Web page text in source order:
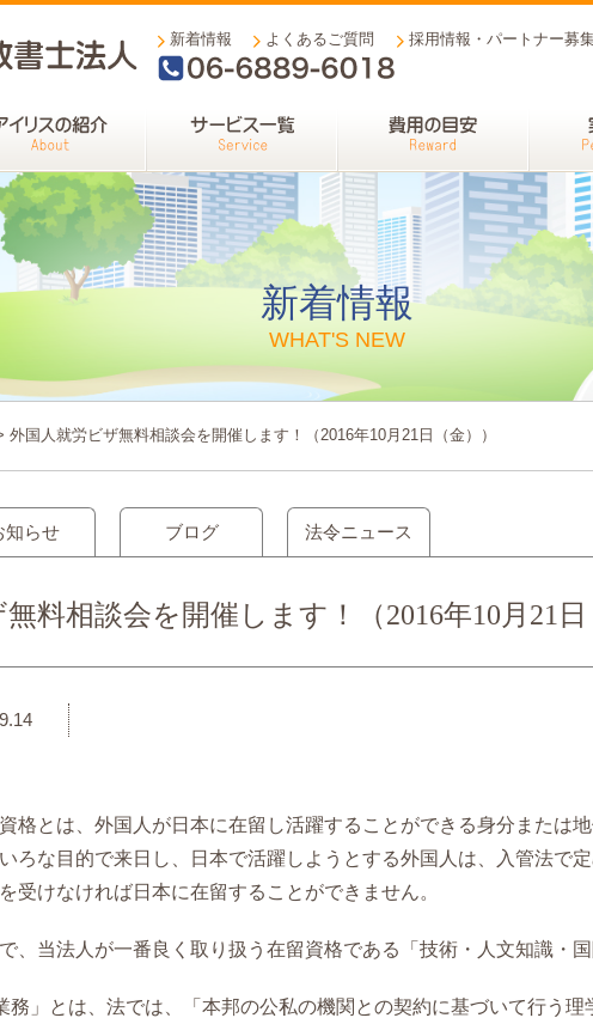
新着情報 よくあるご質問 採用情報・パートナー募
新着情報
WHAT'S NEW
外国人就労ビザ無料相談会を開催します！（2016年10月21日（金））
知らせ ブログ 法令ニュース
料相談会を開催します！（2016年10月21日
格とは、外国人が日本に在留し活躍することができる身分または
ろな目的で来日し、日本で活躍しようとする外国人は、入管法で
受けなければ日本に在留することができません。
、当法人が一番良く取り扱う在留資格である「技術・人文知識・
務」とは、法では、「本邦の公私の機関との契約に基づいて行う